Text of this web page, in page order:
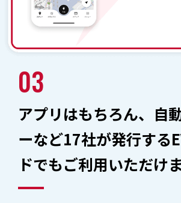
03
アプリはもちろん、自
ーなど17社が発行する
ドでもご利用いただけ